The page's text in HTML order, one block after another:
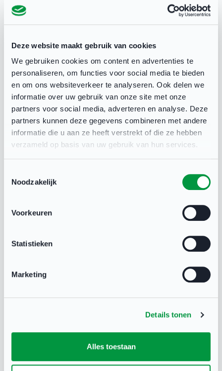
Deze website maakt gebruik van cookies
We gebruiken cookies om content en advertenties te
personaliseren, om functies voor social media te bieden
en om ons websiteverkeer te analyseren. Ook delen we
informatie over uw gebruik van onze site met onze
partners voor social media, adverteren en analyse. Deze
partners kunnen deze gegevens combineren met andere
informatie die u aan ze heeft verstrekt of die ze hebben
verzameld op basis van uw gebruik van hun services.
Noodzakelijk
Voorkeuren
Statistieken
Marketing
Details tonen
Alles toestaan
Dit artikel is in samenwerking met KNVB Assist.
NOC*NSF 20 jan 2020
Deel deze pagina